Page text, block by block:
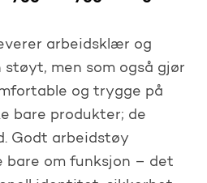
arbeidsklær og
men som også gjør
og trygge på
bare produkter; de
Godt arbeidstøy
bare om funksjon – det